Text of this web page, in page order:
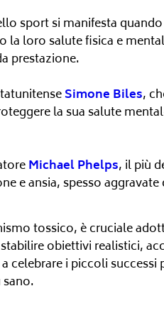
sport si manifesta
la loro salute fisica e
prestazione.
Simone Biles,
la sua salute
Michael Phelps, il più
e ansia, spesso
tossico, è cruciale
obiettivi realistici,
celebrare i piccoli